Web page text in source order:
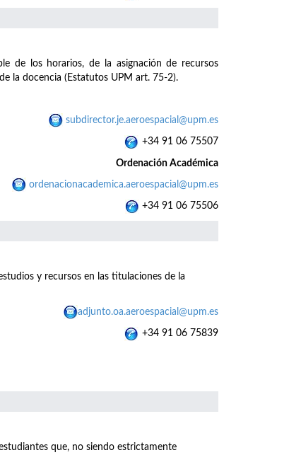
de los horarios, de la asignación de recursos
la docencia (Estatutos UPM art. 75-2).
subdirector.je.aeroespacial@upm.es
+34 91 06 75507
Ordenación Académica
ordenacionacademica.aeroespacial@upm.es
+34 91 06 75506
y recursos en las titulaciones de la
adjunto.oa.aeroespacial@upm.es
+34 91 06 75839
que, no siendo estrictamente